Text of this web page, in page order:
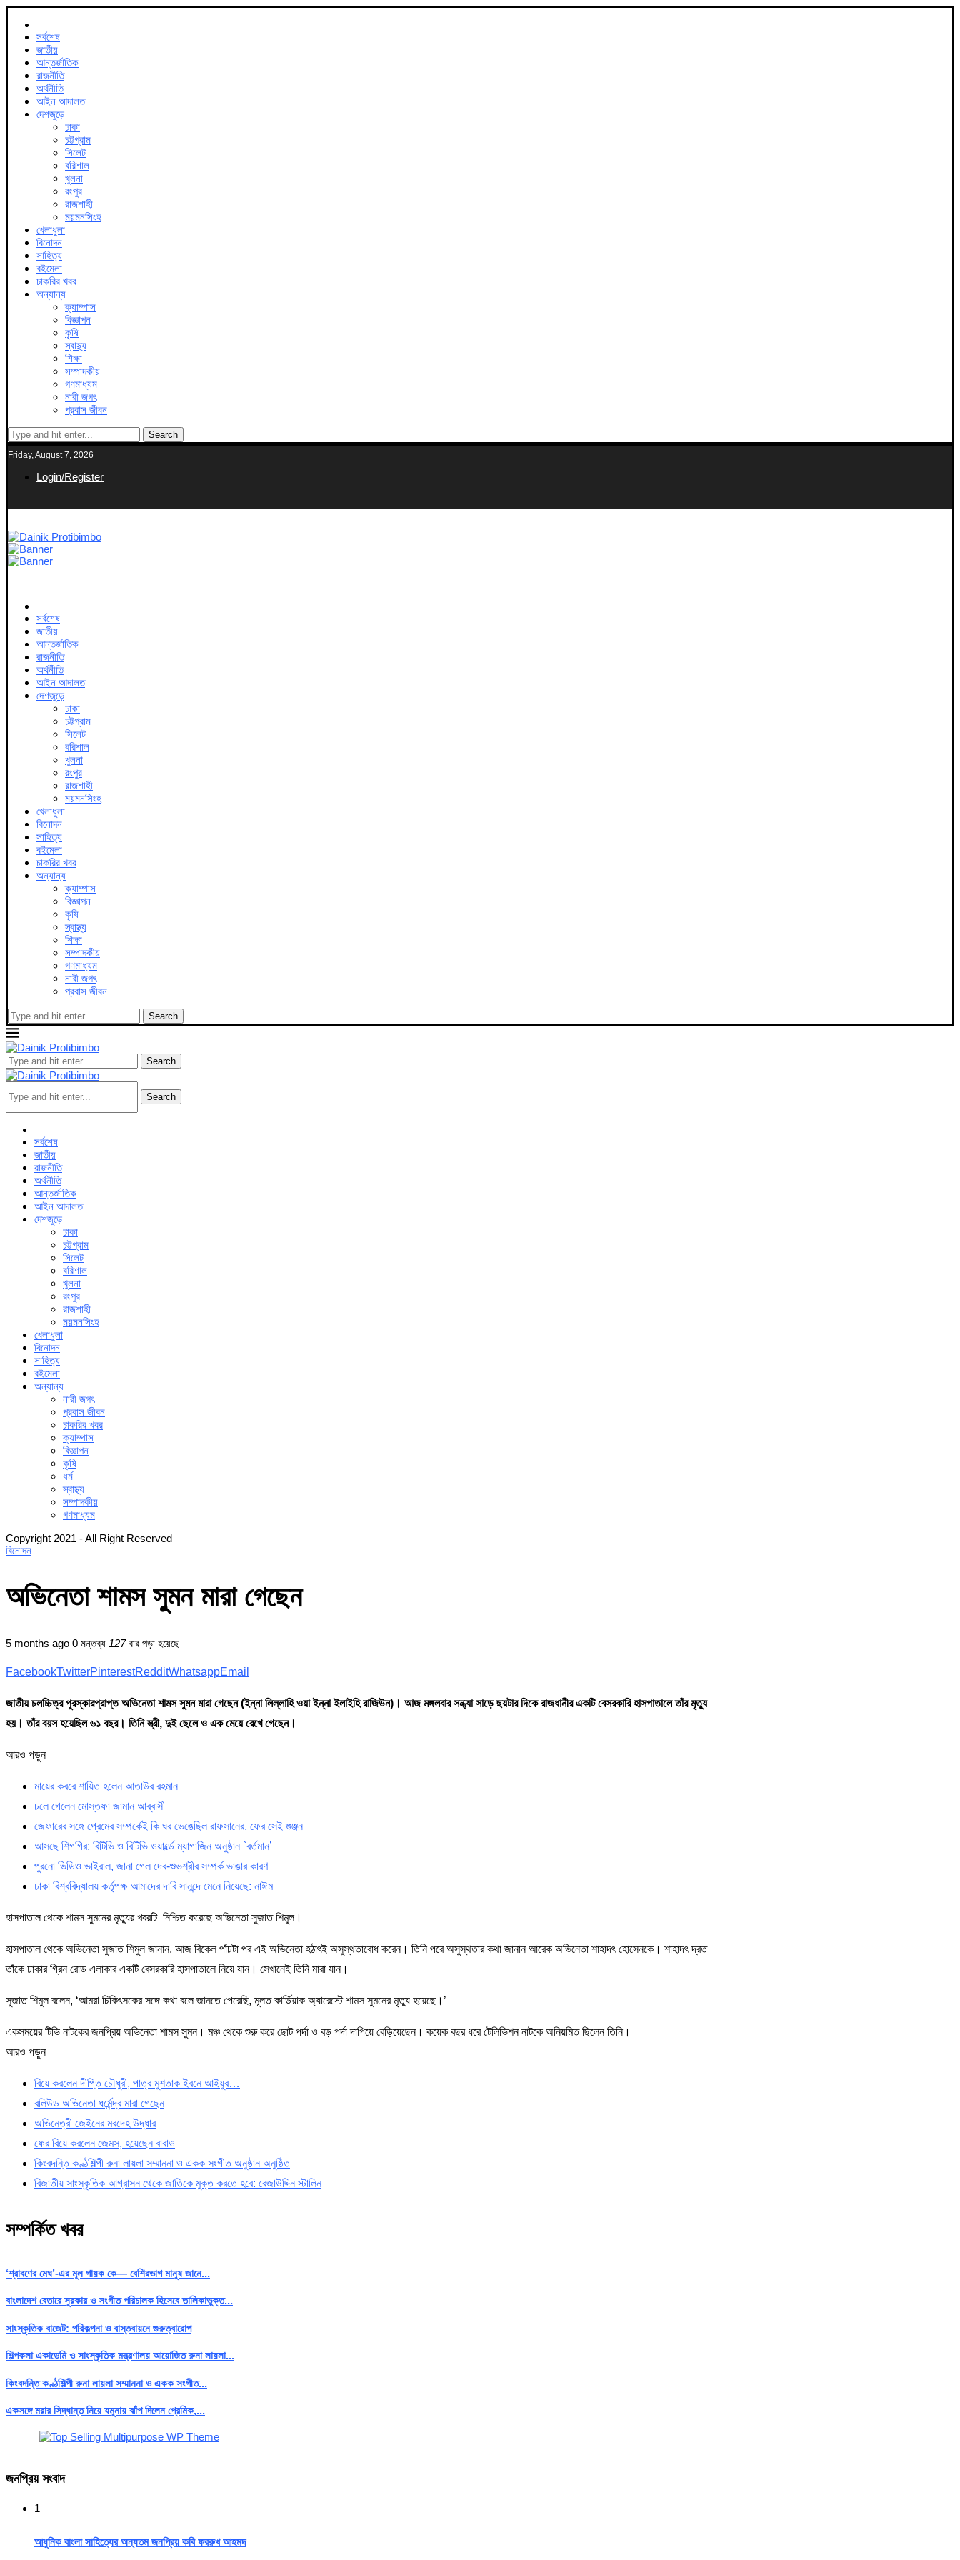
সর্বশেষ
জাতীয়
আন্তর্জাতিক
রাজনীতি
অর্থনীতি
আইন আদালত
দেশজুড়ে
ঢাকা
চট্টগ্রাম
সিলেট
বরিশাল
খুলনা
রংপুর
রাজশাহী
ময়মনসিংহ
খেলাধুলা
বিনোদন
সাহিত্য
বইমেলা
চাকরির খবর
অন্যান্য
ক্যাম্পাস
বিজ্ঞাপন
কৃষি
স্বাস্থ্য
শিক্ষা
সম্পাদকীয়
গণমাধ্যম
নারী জগৎ
প্রবাস জীবন
Search
Friday, August 7, 2026
Login/Register
সর্বশেষ
জাতীয়
আন্তর্জাতিক
রাজনীতি
অর্থনীতি
আইন আদালত
দেশজুড়ে
ঢাকা
চট্টগ্রাম
সিলেট
বরিশাল
খুলনা
রংপুর
রাজশাহী
ময়মনসিংহ
খেলাধুলা
বিনোদন
সাহিত্য
বইমেলা
চাকরির খবর
অন্যান্য
ক্যাম্পাস
বিজ্ঞাপন
কৃষি
স্বাস্থ্য
শিক্ষা
সম্পাদকীয়
গণমাধ্যম
নারী জগৎ
প্রবাস জীবন
Search
Search
Search
সর্বশেষ
জাতীয়
রাজনীতি
অর্থনীতি
আন্তর্জাতিক
আইন আদালত
দেশজুড়ে
ঢাকা
চট্টগ্রাম
সিলেট
বরিশাল
খুলনা
রংপুর
রাজশাহী
ময়মনসিংহ
খেলাধুলা
বিনোদন
সাহিত্য
বইমেলা
অন্যান্য
নারী জগৎ
প্রবাস জীবন
চাকরির খবর
ক্যাম্পাস
বিজ্ঞাপন
কৃষি
ধর্ম
স্বাস্থ্য
সম্পাদকীয়
গণমাধ্যম
Copyright 2021 - All Right Reserved
বিনোদন
অভিনেতা শামস সুমন মারা গেছেন
5 months ago 0 মন্তব্য 127বার পড়া হয়েছে
FacebookTwitterPinterestRedditWhatsappEmail
জাতীয় চলচ্চিত্র পুরস্কারপ্রাপ্ত অভিনেতা শামস সুমন মারা গেছেন (ইন্না লিল্লাহি ওয়া ইন্না ইলাইহি রাজিউন)। আজ মঙ্গলবার সন্ধ্যা সাড়ে ছয়টার দিকে রাজধানীর একটি বেসরকারি হাসপাতালে তাঁর মৃত্যু
হয়। তাঁর বয়স হয়েছিল ৬১ বছর। তিনি স্ত্রী, দুই ছেলে ও এক মেয়ে রেখে গেছেন।
আরও পড়ুন
মায়ের কবরে শায়িত হলেন আতাউর রহমান
চলে গেলেন মোস্তফা জামান আব্বাসী
জেফারের সঙ্গে প্রেমের সম্পর্কেই কি ঘর ভেঙেছিল রাফসানের, ফের সেই গুঞ্জন
আসছে শিগগির: বিটিভি ও বিটিভি ওয়ার্ল্ডে ম্যাগাজিন অনুষ্ঠান `বর্তমান’
পুরনো ভিডিও ভাইরাল, জানা গেল দেব-শুভশ্রীর সম্পর্ক ভাঙার কারণ
ঢাকা বিশ্ববিদ্যালয় কর্তৃপক্ষ আমাদের দাবি সানন্দে মেনে নিয়েছে: নাঈম
হাসপাতাল থেকে শামস সুমনের মৃত্যুর খবরটি নিশ্চিত করেছে অভিনেতা সুজাত শিমুল।
হাসপাতাল থেকে অভিনেতা সুজাত শিমুল জানান, আজ বিকেল পাঁচটা পর এই অভিনেতা হঠাৎই অসুস্থতাবোধ করেন। তিনি পরে অসুস্থতার কথা জানান আরেক অভিনেতা শাহাদৎ হোসেনকে। শাহাদৎ দ্রত
তাঁকে ঢাকার গ্রিন রোড এলাকার একটি বেসরকারি হাসপাতালে নিয়ে যান। সেখানেই তিনি মারা যান।
সুজাত শিমুল বলেন, ‘আমরা চিকিৎসকের সঙ্গে কথা বলে জানতে পেরেছি, মূলত কার্ডিয়াক অ্যারেস্টে শামস সুমনের মৃত্যু হয়েছে।’
একসময়ের টিভি নাটকের জনপ্রিয় অভিনেতা শামস সুমন। মঞ্চ থেকে শুরু করে ছোট পর্দা ও বড় পর্দা দাপিয়ে বেড়িয়েছেন। কয়েক বছর ধরে টেলিভিশন নাটকে অনিয়মিত ছিলেন তিনি।
আরও পড়ুন
বিয়ে করলেন দীপ্তি চৌধুরী, পাত্র মুশতাক ইবনে আইয়ুব…
বলিউড অভিনেতা ধর্মেন্দ্র মারা গেছেন
অভিনেত্রী জেইনের মরদেহ উদ্ধার
ফের বিয়ে করলেন জেমস, হয়েছেন বাবাও
কিংবদন্তি কণ্ঠশিল্পী রুনা লায়লা সম্মাননা ও একক সংগীত অনুষ্ঠান অনুষ্ঠিত
বিজাতীয় সাংস্কৃতিক আগ্রাসন থেকে জাতিকে মুক্ত করতে হবে: রেজাউদ্দিন স্টালিন
সম্পর্কিত খবর
‘শ্রাবণের মেঘ’-এর মূল গায়ক কে— বেশিরভাগ মানুষ জানে...
বাংলাদেশ বেতারে সুরকার ও সংগীত পরিচালক হিসেবে তালিকাভুক্ত...
সাংস্কৃতিক বাজেট: পরিকল্পনা ও বাস্তবায়নে গুরুত্বারোপ
শিল্পকলা একাডেমি ও সাংস্কৃতিক মন্ত্রণালয় আয়োজিত রুনা লায়লা...
কিংবদন্তি কণ্ঠশিল্পী রুনা লায়লা সম্মাননা ও একক সংগীত...
একসঙ্গে মরার সিদ্ধান্ত নিয়ে যমুনায় ঝাঁপ দিলেন প্রেমিক,...
জনপ্রিয় সংবাদ
1
আধুনিক বাংলা সাহিত্যের অন্যতম জনপ্রিয় কবি ফররুখ আহমদ